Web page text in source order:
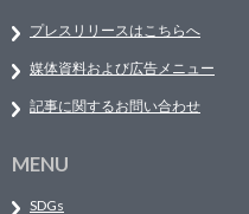
プレスリリースはこちらへ
媒体資料および広告メニュー
記事に関するお問い合わせ
MENU
SDGs